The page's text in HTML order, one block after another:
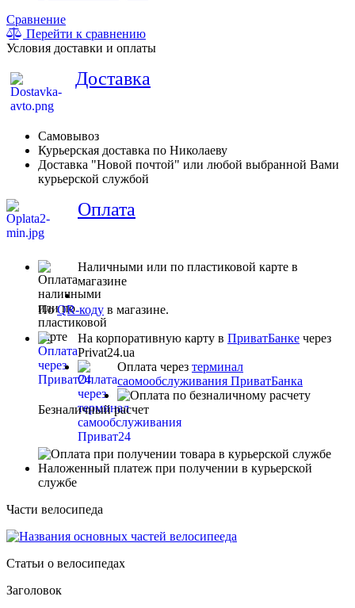
Сравнение
Перейти к сравнению
Условия доставки и оплаты
Доставка
Самовывоз
Курьерская доставка по Николаеву
Доставка "Новой почтой" или любой выбранной Вами
курьерской службой
Оплата
Наличными или по пластиковой карте в
магазине
ПоQR-коду в магазине.
На корпоративную карту в ПриватБанке через
Privat24.ua
Оплата через терминал
саомообслуживания ПриватБанка
Безналичный расчет
Наложенный платеж при получении в курьерской
службе
Части велосипеда
Статьи о велосипедах
Заголовок